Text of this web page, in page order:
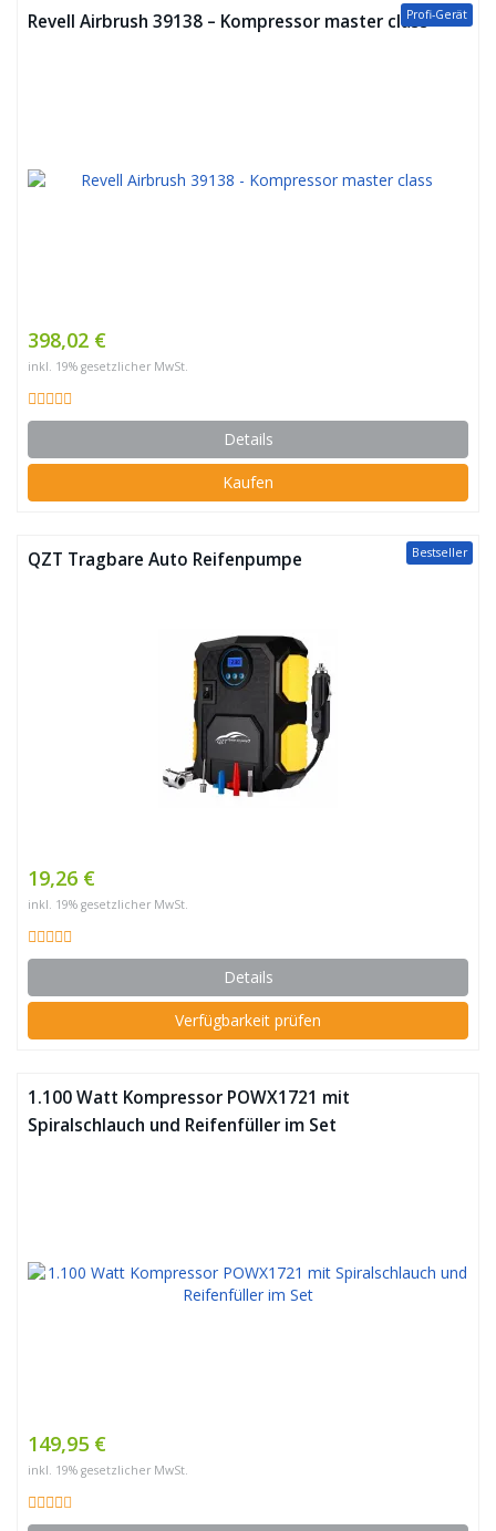
Profi-Gerät
Revell Airbrush 39138 – Kompressor master class
398,02 €
inkl. 19% gesetzlicher MwSt.
Details
Kaufen
Bestseller
QZT Tragbare Auto Reifenpumpe
19,26 €
inkl. 19% gesetzlicher MwSt.
Details
Verfügbarkeit prüfen
1.100 Watt Kompressor POWX1721 mit
Spiralschlauch und Reifenfüller im Set
149,95 €
inkl. 19% gesetzlicher MwSt.